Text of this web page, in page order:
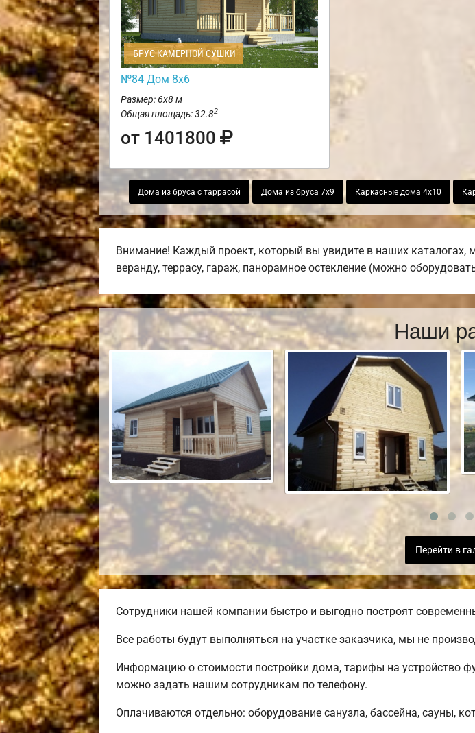
БРУС КАМЕРНОЙ СУШКИ
№84 Дом 8х6
Размер: 6х8 м
Общая площадь: 32.82
от 1401800
Дома из бруса с таррасой Дома из бруса 7х9 Каркасные дома 4х10
Внимание! Каждый проект, который вы увидите в наших
веранду, террасу, гараж, панорамное остекление (можно
Наши
Перейти в
Сотрудники нашей компании быстро и выгодно построят
Все работы будут выполняться на участке заказчика, мы не
Информацию о стоимости постройки дома, тарифы на устройство
можно задать нашим сотрудникам по телефону.
Оплачиваются отдельно: оборудование санузла, бассейна, сауны,